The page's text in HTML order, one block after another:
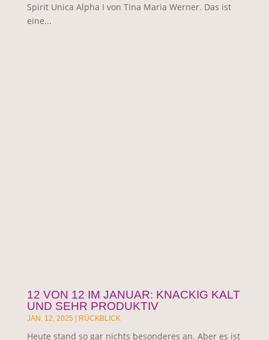
Spirit Unica Alpha I von Tina Maria Werner. Das ist
eine...
12 VON 12 IM JANUAR: KNACKIG KALT
UND SEHR PRODUKTIV
JAN. 12, 2025| RÜCKBLICK
Heute stand so gar nichts besonderes an. Aber es ist